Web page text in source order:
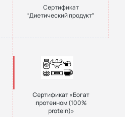
Сертификат
“Диетический продукт”
Сертификат «Богат
протеином (100%
protein)»